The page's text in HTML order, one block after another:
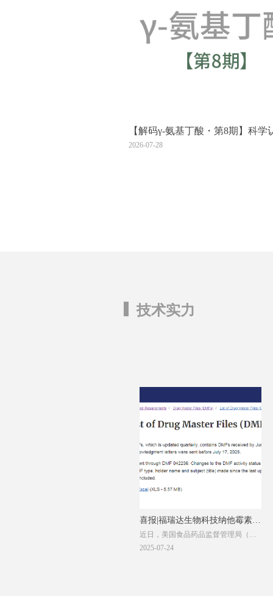
【解码γ-氨基丁酸・第8期】科学
GABA：三大常见认知误区的辨
2026-07-28
技术实力
喜报|福瑞达生物科技纳他霉素成
功通过美国原料药DMF备案！
近日，美国食品药品监督管理局（简
称FDA）官网公示，福瑞达生物科技
2025-07-24